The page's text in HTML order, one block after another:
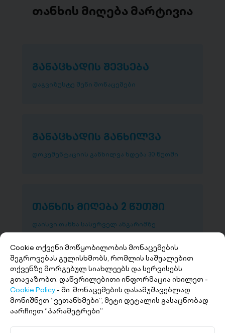
თანხის მიღება მარტივია
განაცხადის შევსება
დაგვიზუსტე შენი მონაცემები
განაცხადის განხილვა
დოკუმენტაციის განხილვა ხდება 30 წუთში
თანხის მიღება 2 წუთში
დაისვი თანხა სასურველ ანგარიშზე
Cookie თქვენი მოწყობილობის მონაცემების
შეგროვებას გულისხმობს, რომლის საშუალებით
თქვენზე მორგებულ სიახლეებს და სერვისებს
გთავაზობთ. დაწვრილებითი ინფორმაცია იხილეთ -
Cookie Policy - ში. მონაცემების დასამუშავებლად
მონიშნეთ ‘’ვეთანხმები’’, მეტი დეტალის გასაცნობად
აარჩიეთ ‘’პარამეტრები’’